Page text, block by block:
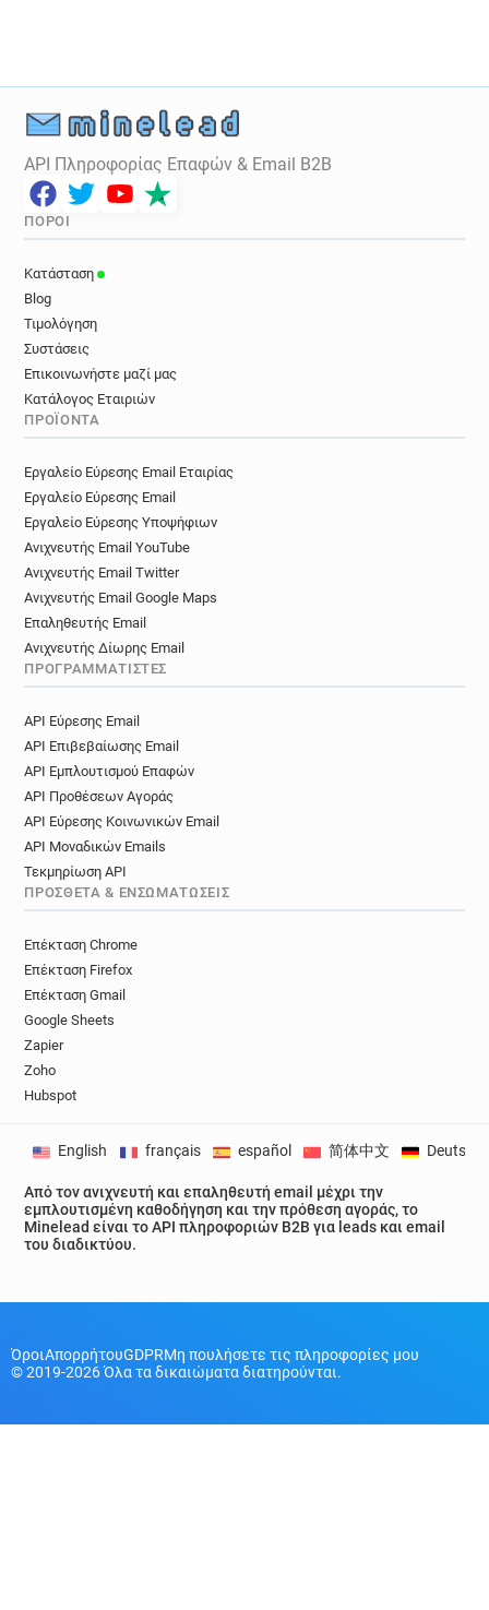
API Πληροφορίας Επαφών & Email B2B
ΠΌΡΟΙ
Κατάσταση
Blog
Τιμολόγηση
Συστάσεις
Επικοινωνήστε μαζί μας
Κατάλογος Εταιριών
ΠΡΟΪΌΝΤΑ
Εργαλείο Εύρεσης Email Εταιρίας
Εργαλείο Εύρεσης Email
Εργαλείο Εύρεσης Υποψήφιων
Ανιχνευτής Email YouTube
Ανιχνευτής Email Twitter
Ανιχνευτής Email Google Maps
Επαληθευτής Email
Ανιχνευτής Δίωρης Email
ΠΡΟΓΡΑΜΜΑΤΙΣΤΈΣ
API Εύρεσης Email
API Επιβεβαίωσης Email
API Εμπλουτισμού Επαφών
API Προθέσεων Αγοράς
API Εύρεσης Κοινωνικών Email
API Μοναδικών Emails
Τεκμηρίωση API
ΠΡΌΣΘΕΤΑ & ΕΝΣΩΜΑΤΏΣΕΙΣ
Επέκταση Chrome
Επέκταση Firefox
Επέκταση Gmail
Google Sheets
Zapier
Zoho
Hubspot
Από τον ανιχνευτή και επαληθευτή email μέχρι την
εμπλουτισμένη καθοδήγηση και την πρόθεση αγοράς, το
Minelead είναι το API πληροφοριών B2B για leads και email
του διαδικτύου.
English français español 简体中文 Deutsch
ΌροιΑπορρήτουGDPRΜη πουλήσετε τις πληροφορίες μου
© 2019-2026 Όλα τα δικαιώματα διατηρούνται.